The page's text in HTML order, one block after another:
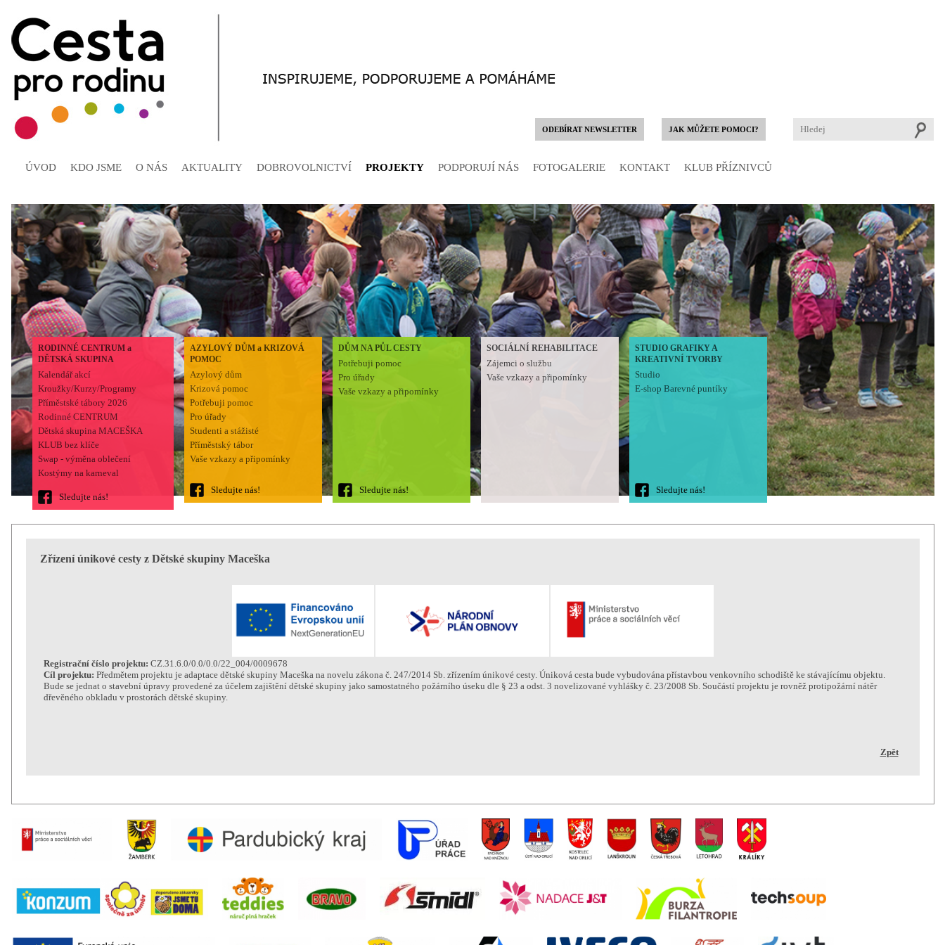
ÚVOD KDO JSME O NÁS AKTUALITY DOBROVOLNICTVÍ PROJEKTY PODPORUJÍ NÁS FOTOGALERIE KONTAKT
JAK MŮŽETE POMOCI?
ODEBÍRAT NEWSLETTER
KLUB PŘÍZNIVCŮ
RODINNÉ CENTRUM a
DĚTSKÁ SKUPINA
Kalendář akcí
Kroužky/Kurzy/Programy
Příměstské tábory 2026
Rodinné CENTRUM
Dětská skupina MACEŠKA
KLUB bez klíče
Swap - výměna oblečení
Kostýmy na karneval
Sledujte nás!
AZYLOVÝ DŮM a KRIZOVÁ
POMOC
Azylový dům
Krizová pomoc
Potřebuji pomoc
Pro úřady
Studenti a stážisté
Příměstský tábor
Vaše vzkazy a připomínky
Sledujte nás!
DŮM NA PŮL CESTY
Potřebuji pomoc
Pro úřady
Vaše vzkazy a připomínky
Sledujte nás!
SOCIÁLNÍ REHABILITACE
Zájemci o službu
Vaše vzkazy a připomínky
STUDIO GRAFIKY A
KREATIVNÍ TVORBY
Studio
E-shop Barevné puntíky
Sledujte nás!
Zřízení únikové cesty z Dětské skupiny Maceška
Registrační číslo projektu: CZ.31.6.0/0.0/0.0/22_004/0009678
Cíl projektu: Předmětem projektu je adaptace dětské skupiny Maceška na novelu zákona č. 247/2014 Sb. zřízením únikové cesty. Úniková cesta bude vybudována přístavbou venkovního schodiště ke stávajícímu objektu.
Bude se jednat o stavební úpravy provedené za účelem zajištění dětské skupiny jako samostatného požárního úseku dle § 23 a odst. 3 novelizované vyhlášky č. 23/2008 Sb. Součástí projektu je rovněž protipožární nátěr
dřevěného obkladu v prostorách dětské skupiny.
Zpět